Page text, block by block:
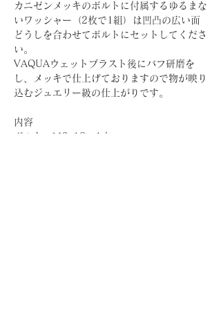
カニゼンメッキのボルトに付属するゆるまな
いワッシャー（2枚で1組）は凹凸の広い面
どうしを合わせてボルトにセットしてくださ
い。
VAQUAウェットブラスト後にバフ研磨を
し、メッキで仕上げておりますので物が映り
込むジュエリー級の仕上がりです。
内容
ボルト M6×18 1本